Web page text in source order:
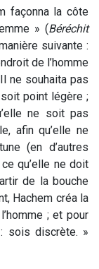
façonna la côte
» (Béréchit
suivante :
de l’homme
ne souhaita pas
point légère ;
ne soit pas
afin qu’elle ne
(en d’autres
qu’elle ne doit
de la bouche
Hachem créa la
; et pour
sois discrète. »